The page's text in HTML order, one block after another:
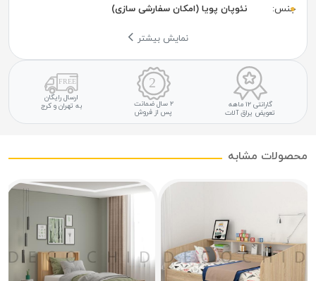
جنس:
نئوپان پویا (امکان سفارشی سازی)
نمایش بیشتر
گارانتی ۱۲ ماهه
تعویض یراق آلات
۲ سال ضمانت
پس از فروش
ارسال رایگان
به تهران و کرج
محصولات مشابه